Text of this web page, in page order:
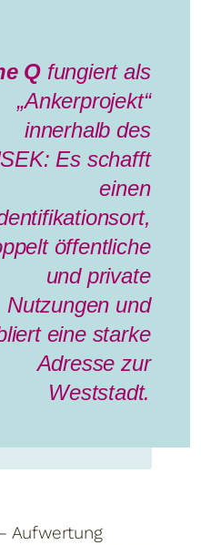
Qfungiert als
„Ankerprojekt“
innerhalb des
Es schafft
einen
öffentliche
und private
Nutzungen und
eine starke
Adresse zur
Weststadt.
Aufwertung